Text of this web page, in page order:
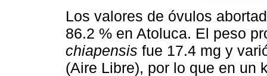
Los valores de óvulos
86.2 % en Atoluca. El peso
chiapensis fue 17.4 mg y
(Aire Libre), por lo que en un